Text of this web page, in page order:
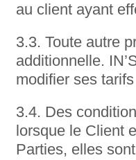
au client ayant
3.3. Toute autre
additionnelle.
modifier ses
3.4. Des
lorsque le Client
Parties, elles